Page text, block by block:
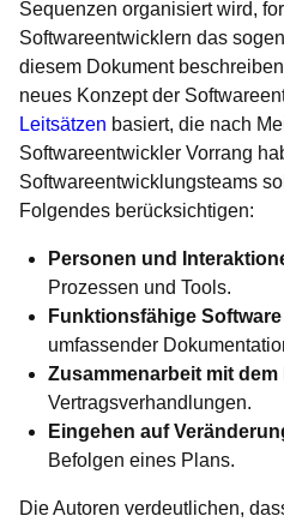
Sequenzen organisiert wird,
Softwareentwicklern das
diesem Dokument
neues Konzept der
Leitsätzen basiert, die nach
Softwareentwickler Vorrang
Softwareentwicklungsteams
Folgendes berücksichtigen:
Personen und
Prozessen und Tools.
Funktionsfähige Software
umfassender
Zusammenarbeit mit dem
Vertragsverhandlungen.
Eingehen auf
Befolgen eines Plans.
Die Autoren verdeutlichen,